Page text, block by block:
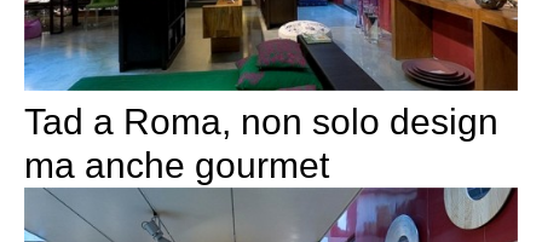
Tad a Roma, non solo design
ma anche gourmet